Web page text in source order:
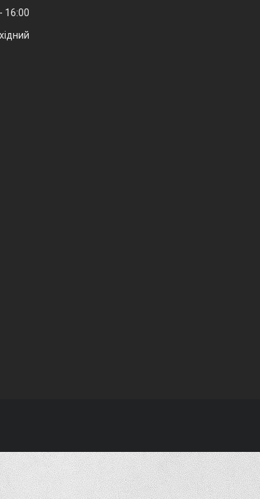
16:00